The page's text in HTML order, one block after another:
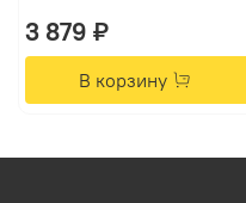
3 879 ₽
В корзину